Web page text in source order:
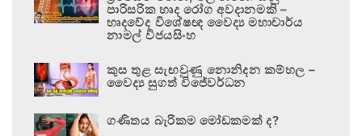
පාරිසරික හෘද රෝග අවදානමකි –
හෘදවේද විශේෂඥ වෛද්‍ය මහාචාර්ය
නාමල් විජයසිංහ
කුස තුළ සැඟවුණු නොනිදන කම්හල –
වෛද්‍ය සුගත් විජේවර්ධන
ගණිතය බැරිකම මෝඩකමක් ද?